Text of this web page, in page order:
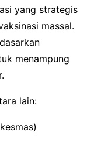
yang strategis
massal.
menampung
lain: